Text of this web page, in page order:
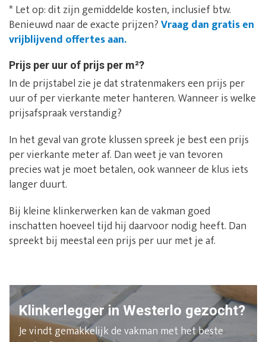
* Let op: dit zijn gemiddelde kosten, inclusief btw.
Benieuwd naar de exacte prijzen?Vraag dan gratis en
vrijblijvend offertes aan.
Prijs per uur of prijs per m²?
In de prijstabel zie je dat stratenmakers een prijs per
uur of per vierkante meter hanteren. Wanneer is welke
prijsafspraak verstandig?
In het geval van grote klussen spreek je best een prijs
per vierkante meter af. Dan weet je van tevoren
precies wat je moet betalen, ook wanneer de klus iets
langer duurt.
Bij kleine klinkerwerken kan de vakman goed
inschatten hoeveel tijd hij daarvoor nodig heeft. Dan
spreekt bij meestal een prijs per uur met je af.
Klinkerlegger in Westerlo gezocht?
Je vindt gemakkelijk de vakman met het beste